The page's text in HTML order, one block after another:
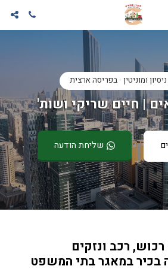
| חיים שריקי ושות'
שליחת הודעה
רכב ונזקים
בכיר במאגר בתי המשפט